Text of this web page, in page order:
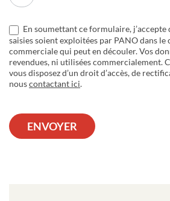
En soumettant ce formulaire,
saisies soient exploitées par PANO dans le
commerciale qui peut en découler. Vos
revendues, ni utilisées commercialement.
vous disposez d’un droit d’accès, de
nouscontactant ici.
ENVOYER